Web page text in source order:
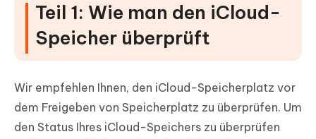
Teil 1: Wie man den iCloud-
Speicher überprüft
Wir empfehlen Ihnen, den iCloud-Speicherplatz vor
dem Freigeben von Speicherplatz zu überprüfen. Um
den Status Ihres iCloud-Speichers zu überprüfen